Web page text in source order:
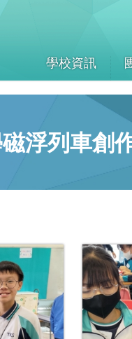
學校資訊
浮列車創